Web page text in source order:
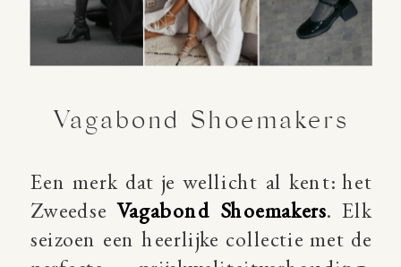
Vagabond Shoemakers
Een merk dat je wellicht al kent: het
ZweedseVagabond Shoemakers. Elk
seizoen een heerlijke collectie met de